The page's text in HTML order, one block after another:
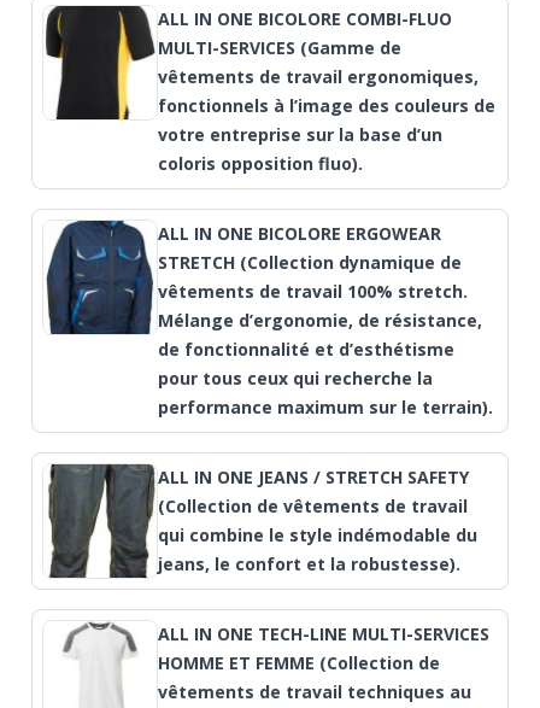
ALL IN ONE BICOLORE COMBI-FLUO
MULTI-SERVICES (Gamme de
vêtements de travail ergonomiques,
fonctionnels à l’image des couleurs de
votre entreprise sur la base d’un
coloris opposition fluo).
ALL IN ONE BICOLORE ERGOWEAR
STRETCH (Collection dynamique de
vêtements de travail 100% stretch.
Mélange d’ergonomie, de résistance,
de fonctionnalité et d’esthétisme
pour tous ceux qui recherche la
performance maximum sur le terrain).
ALL IN ONE JEANS / STRETCH SAFETY
(Collection de vêtements de travail
qui combine le style indémodable du
jeans, le confort et la robustesse).
ALL IN ONE TECH-LINE MULTI-SERVICES
HOMME ET FEMME (Collection de
vêtements de travail techniques au